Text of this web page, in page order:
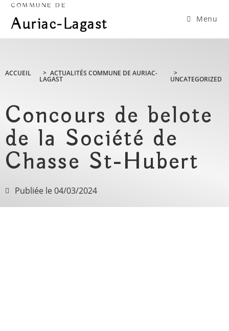
COMMUNE DE
Auriac-Lagast Menu
ACCUEIL > ACTUALITÉS COMMUNE DE AURIAC-
LAGAST
>
UNCATEGORIZED
Concours de belote
de la Société de
Chasse St-Hubert
Publiée le04/03/2024